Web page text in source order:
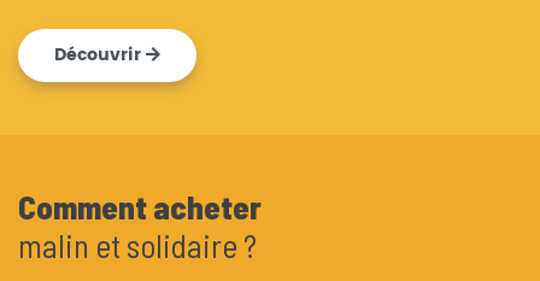
Découvrir
Comment acheter
malin et solidaire ?